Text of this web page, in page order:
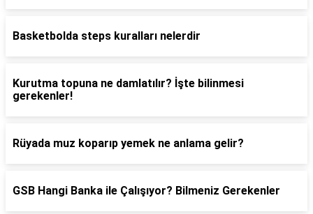
Basketbolda steps kuralları nelerdir
Kurutma topuna ne damlatılır? İşte bilinmesi
gerekenler!
Rüyada muz koparıp yemek ne anlama gelir?
GSB Hangi Banka ile Çalışıyor? Bilmeniz Gerekenler